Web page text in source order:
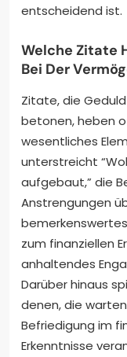
entscheidend ist.
Welche Zitate
Bei Der
Zitate, die
betonen, heben
wesentliches
unterstreicht
aufgebaut,” die
Anstrengungen
zum finanziellen
anhaltendes
Darüber hinaus
denen, die
Befriedigung im
Erkenntnisse